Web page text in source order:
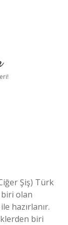
Şiş) Türk
olan
hazırlanır.
biri